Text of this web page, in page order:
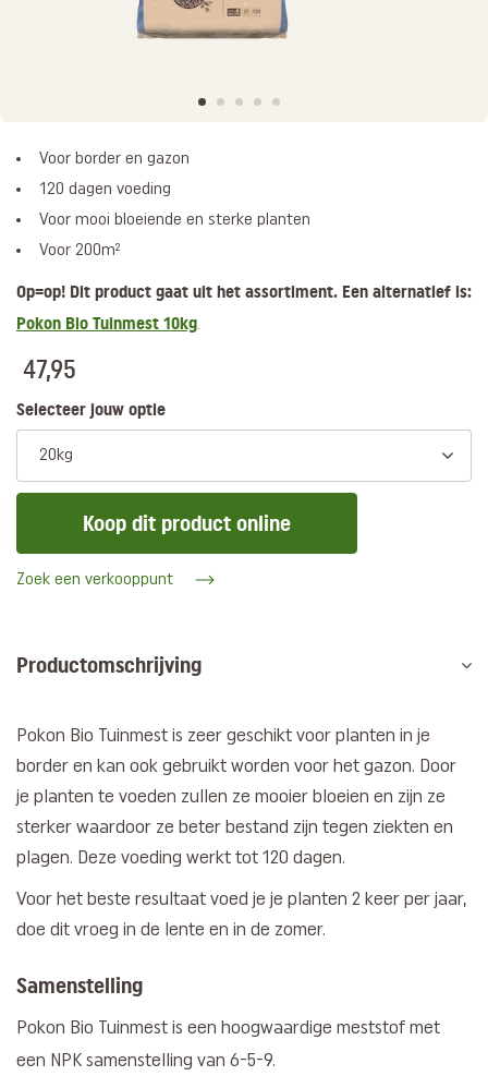
Voor border en gazon
120 dagen voeding
Voor mooi bloeiende en sterke planten
Voor 200m²
Op=op! Dit product gaat uit het assortiment. Een alternatief is:
Pokon Bio Tuinmest 10kg.
47,95
Selecteer jouw optie
20kg
Koop dit product online
Zoek een verkooppunt
Productomschrijving
Pokon Bio Tuinmest is zeer geschikt voor planten in je
border en kan ook gebruikt worden voor het gazon. Door
je planten te voeden zullen ze mooier bloeien en zijn ze
sterker waardoor ze beter bestand zijn tegen ziekten en
plagen. Deze voeding werkt tot 120 dagen.
Voor het beste resultaat voed je je planten 2 keer per jaar,
doe dit vroeg in de lente en in de zomer.
Samenstelling
Pokon Bio Tuinmest is een hoogwaardige meststof met
een NPK samenstelling van 6-5-9.